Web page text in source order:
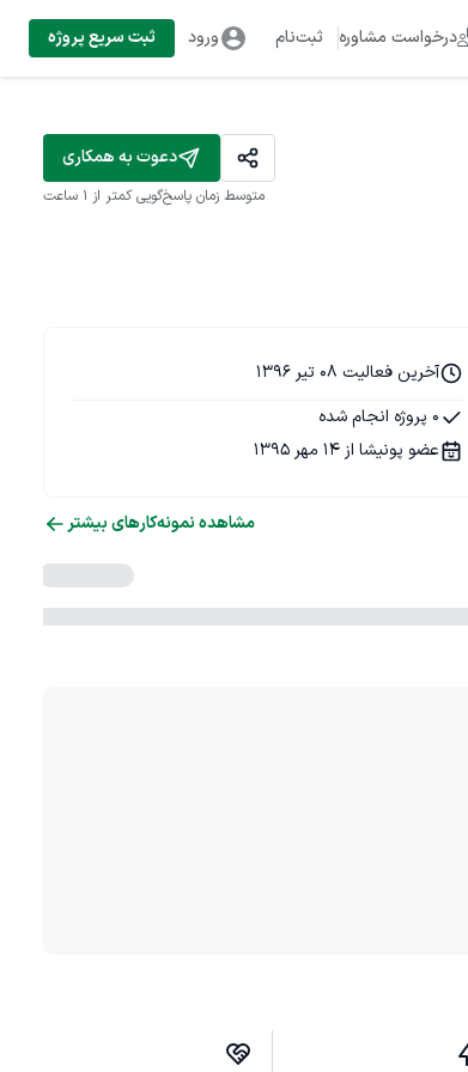
درخواست مشاوره ثبت‌نام ورود ثبت سریع پروژه
دعوت به همکاری
متوسط زمان پاسخ‌گویی کمتر از 1 ساعت
آخرین فعالیت 08 تیر 1396
0 پروژه انجام شده
عضو پونیشا از 14 مهر 1395
مشاهده نمونه‌کارهای بیشتر